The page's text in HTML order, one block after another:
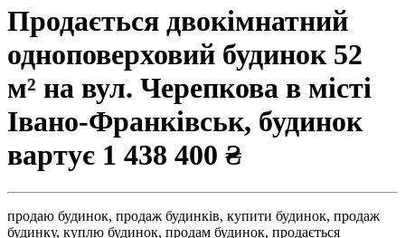
Продається двокімнатний
одноповерховий будинок 52
м² на вул. Черепкова в місті
Івано-Франківськ, будинок
вартує 1 438 400 ₴
продаю будинок, продаж будинків, купити будинок, продаж
будинку, куплю будинок, продам будинок, продається